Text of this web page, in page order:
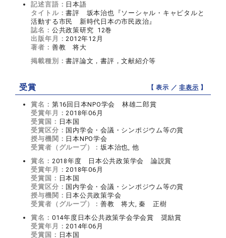
記述言語： 日本語
タイトル：書評 坂本治也『ソーシャル・キャピタルと
活動する市民 新時代日本の市民政治』
誌名： 公共政策研究 12巻
出版年月：2012年12月
著者： 善教 将大
掲載種別：書評論文，書評，文献紹介等
受賞 【 表示 ／非表示 】
賞名： 第16回日本NPO学会 林雄二郎賞
受賞年月：2018年06月
受賞国： 日本国
受賞区分： 国内学会・会議・シンポジウム等の賞
授与機関： 日本NPO学会
受賞者（グループ）：坂本治也, 他
賞名： 2018年度 日本公共政策学会 論説賞
受賞年月：2018年06月
受賞国： 日本国
受賞区分： 国内学会・会議・シンポジウム等の賞
授与機関： 日本公共政策学会
受賞者（グループ）：善教 将大, 秦 正樹
賞名： 014年度日本公共政策学会学会賞 奨励賞
受賞年月：2014年06月
受賞国： 日本国